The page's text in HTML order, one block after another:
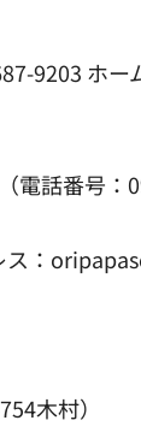
9203 ホー
話番号：
：
木村）